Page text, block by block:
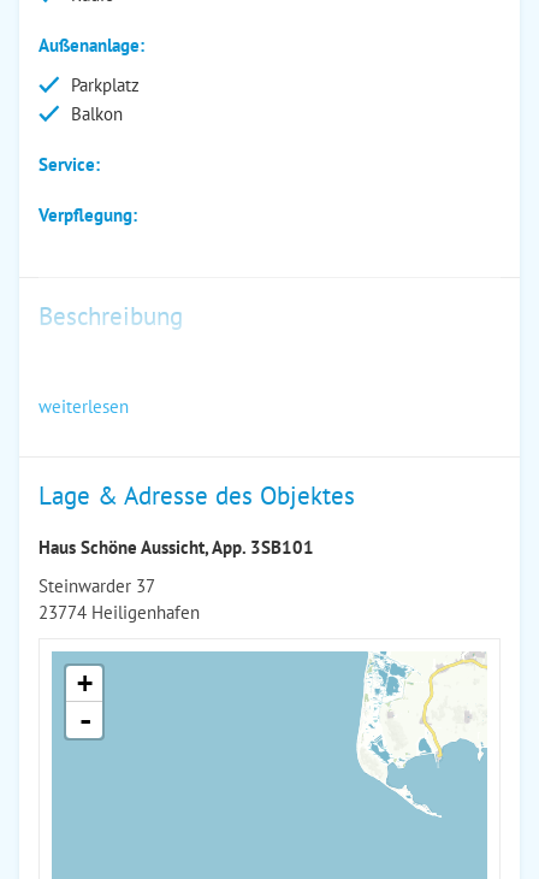
Außenanlage:
Parkplatz
Balkon
Service:
Verpflegung:
Beschreibung
weiterlesen
Lage & Adresse des Objektes
Haus Schöne Aussicht, App. 3SB101
Steinwarder 37
23774 Heiligenhafen
+
-